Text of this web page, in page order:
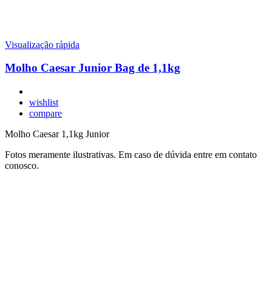
Visualização rápida
Molho Caesar Junior Bag de 1,1kg
wishlist
compare
Molho Caesar 1,1kg Junior
Fotos meramente ilustrativas. Em caso de dúvida entre em contato
conosco.